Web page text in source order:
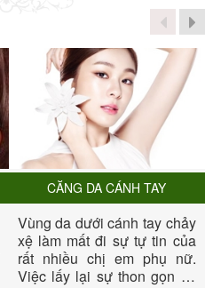
CĂNG DA CÁNH TAY
Vùng da dưới cánh tay chảy
xệ làm mất đi sự tự tin của
rất nhiều chị em phụ nữ.
Việc lấy lại sự thon gọn và